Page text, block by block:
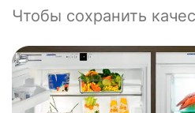
Чтобы сохранить